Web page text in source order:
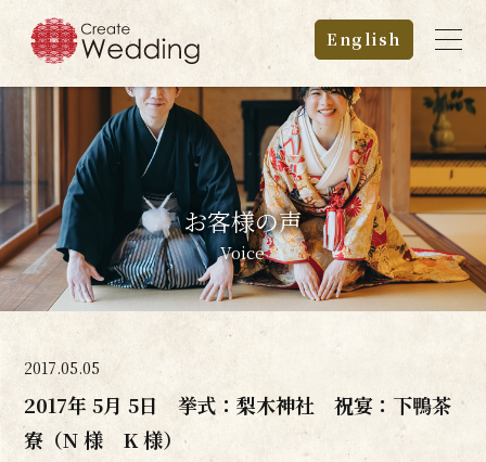
English
お客様の声
Voice
2017.05.05
2017年 5月 5日 挙式：梨木神社 祝宴：下鴨茶
寮（N 様 K 様）